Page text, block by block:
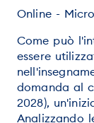
Online -
Come può
essere
domanda al
2028),
Analizzando